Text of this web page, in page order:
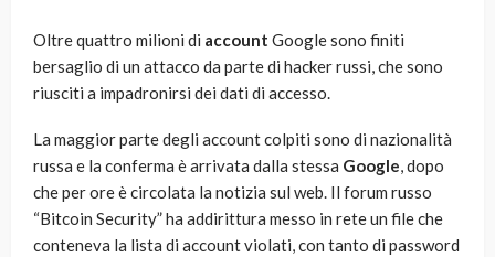
Oltre quattro milioni di account Google sono finiti
bersaglio di un attacco da parte di hacker russi, che sono
riusciti a impadronirsi dei dati di accesso.
La maggior parte degli account colpiti sono di nazionalità
russa e la conferma è arrivata dalla stessa Google, dopo
che per ore è circolata la notizia sul web. Il forum russo
“Bitcoin Security” ha addirittura messo in rete un file che
conteneva la lista di account violati, con tanto di password